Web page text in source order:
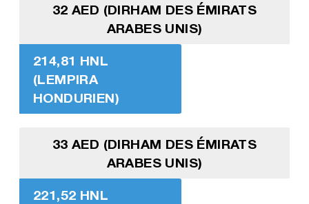
32 AED (DIRHAM DES ÉMIRATS
ARABES UNIS)
214,81 HNL
(LEMPIRA
HONDURIEN)
33 AED (DIRHAM DES ÉMIRATS
ARABES UNIS)
221,52 HNL